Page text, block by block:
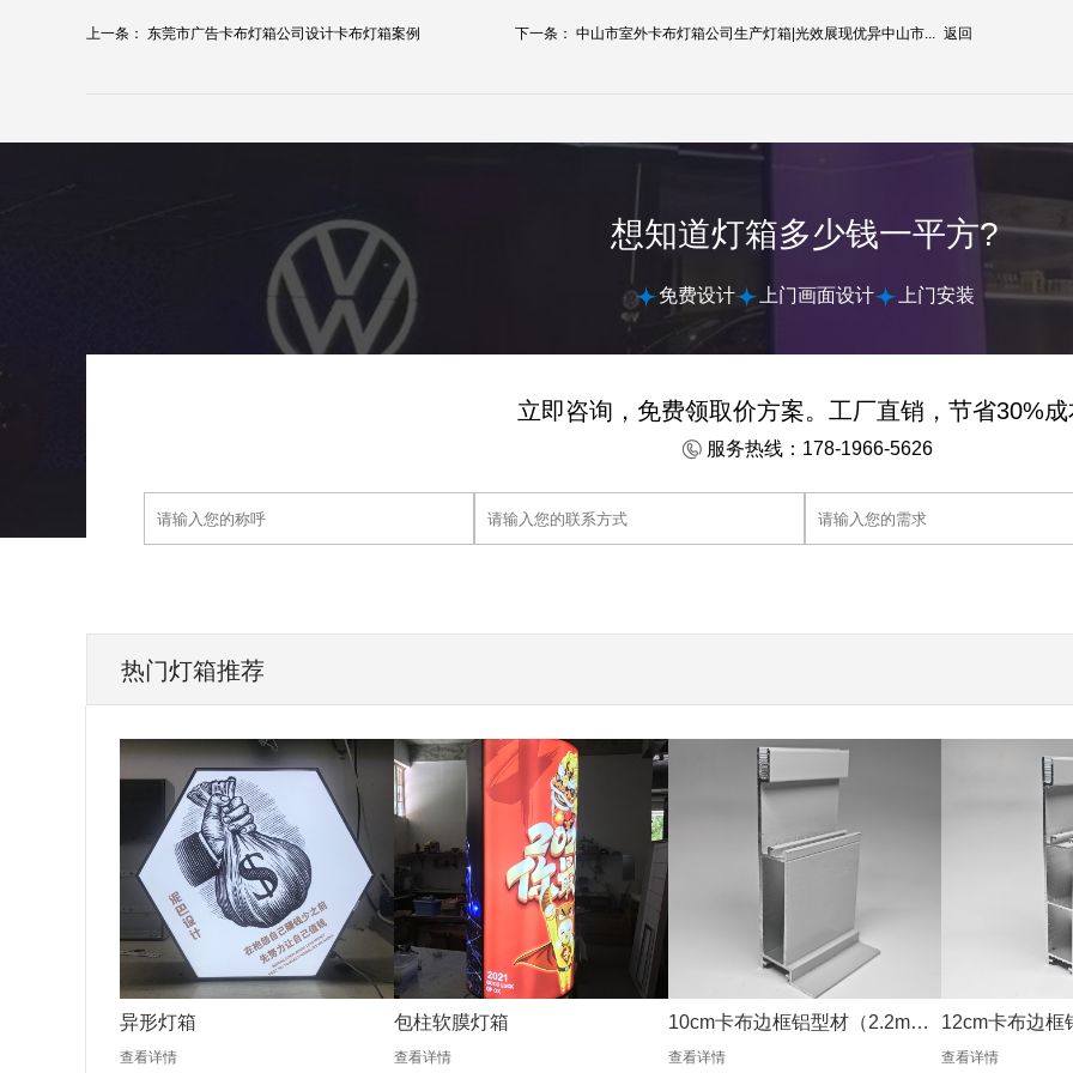
上一条： 东莞市广告卡布灯箱公司设计卡布灯箱案例 下一条： 中山市室外卡布灯箱公司生产灯箱|光效展现优异中山市... 返回
想知道灯箱多少钱一平方?
免费设计 上门画面设计 上门安装
立即咨询，免费领取价方案。工厂直销，节省30%成
服务热线：178-1966-5626
热门灯箱推荐
异形灯箱
查看详情
包柱软膜灯箱
查看详情
10cm卡布边框铝型材（2.2mm
银色）
查看详情
12cm卡布边框
银色）
查看详情